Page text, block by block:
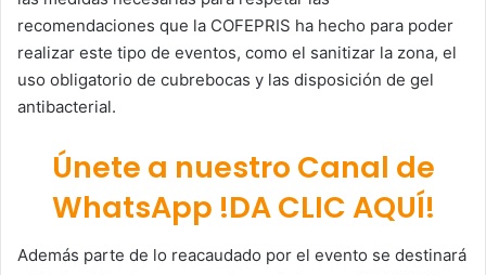
recomendaciones que la COFEPRIS ha hecho para poder
realizar este tipo de eventos, como el sanitizar la zona, el
uso obligatorio de cubrebocas y las disposición de gel
antibacterial.
Únete a nuestro Canal de
WhatsApp !DA CLIC AQUÍ!
Además parte de lo reacaudado por el evento se destinará